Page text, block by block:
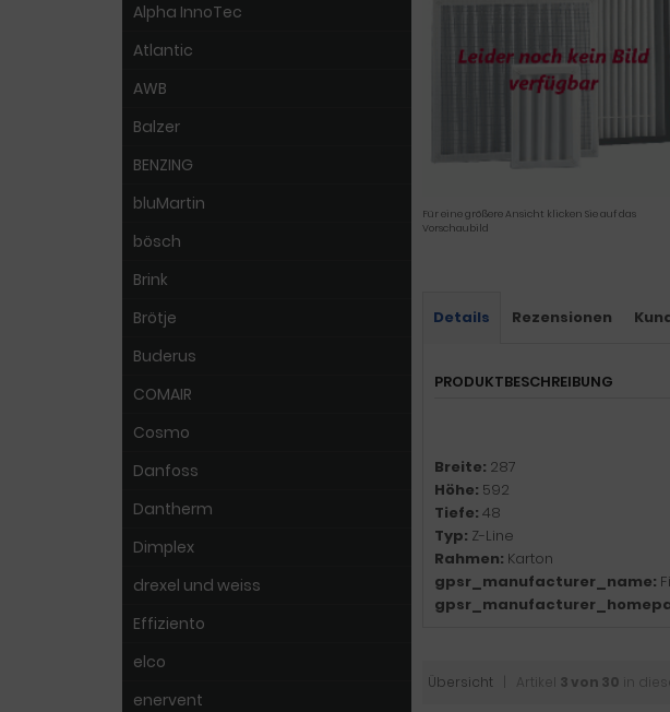
Für eine größere Ansicht klicken Sie auf das
Vorschaubild
Details Rezensionen
PRODUKTBESCHREIBUNG
Breite: 287
Höhe: 592
Tiefe: 48
Typ: Z-Line
Rahmen: Karton
gpsr_manufacturer_name:
Übersicht | Artikel 3 von 30 in
Alpha InnoTec
Atlantic
AWB
Balzer
BENZING
bluMartin
bösch
Brink
Brötje
Buderus
COMAIR
Cosmo
Danfoss
Dantherm
Dimplex
drexel und weiss
Effiziento
elco
enervent